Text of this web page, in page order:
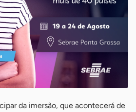
da imersão, que acontecerá de